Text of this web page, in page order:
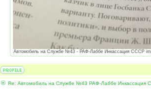
Автомобиль на Службе №43 - РАФ-Лаббе Инкассация СССР
Re: Автомобиль на Службе №43 РАФ-Лаббе Инкассация